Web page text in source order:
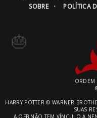
SOBRE
POLÍTICA
ORDEM
HARRY POTTER © WARNER
SUAS